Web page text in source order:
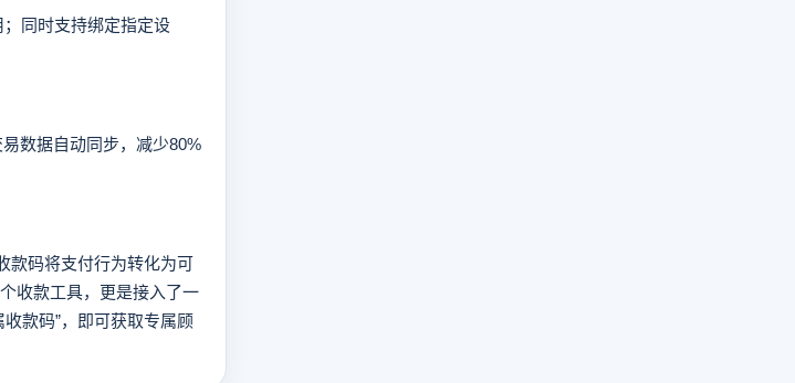
同时支持绑定指定设
数据自动同步，减少80%
码将支付行为转化为可
收款工具，更是接入了一
款码”，即可获取专属顾